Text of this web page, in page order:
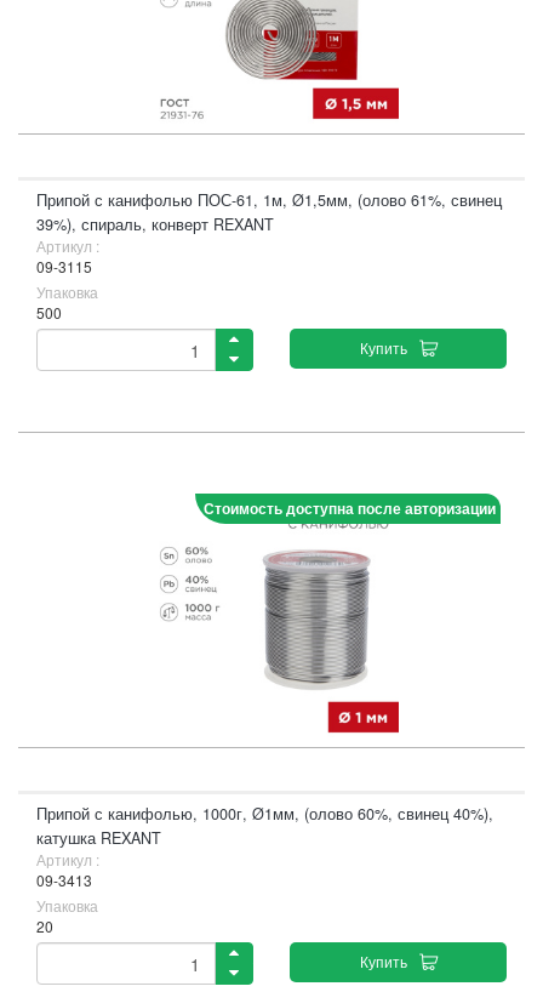
Припой с канифолью ПОС-61, 1м, Ø1,5мм, (олово 61%, свинец
39%), спираль, конверт REXANT
Артикул :
09-3115
Упаковка
500
Купить
Стоимость доступна после авторизации
Припой с канифолью, 1000г, Ø1мм, (олово 60%, свинец 40%),
катушка REXANT
Артикул :
09-3413
Упаковка
20
Купить